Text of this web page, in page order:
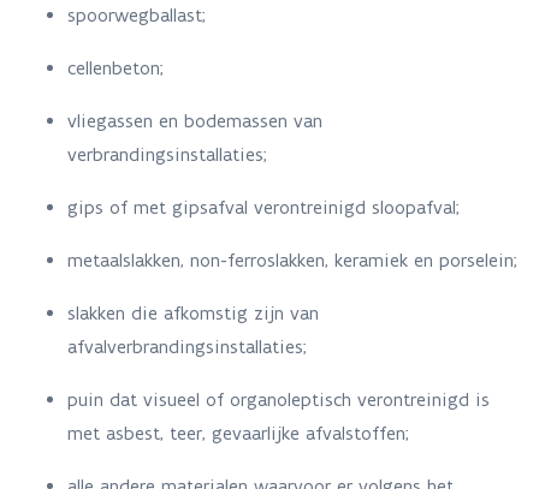
spoorwegballast;
cellenbeton;
vliegassen en bodemassen van
verbrandingsinstallaties;
gips of met gipsafval verontreinigd sloopafval;
metaalslakken, non-ferroslakken, keramiek en porselein;
slakken die afkomstig zijn van
afvalverbrandingsinstallaties;
puin dat visueel of organoleptisch verontreinigd is
met asbest, teer, gevaarlijke afvalstoffen;